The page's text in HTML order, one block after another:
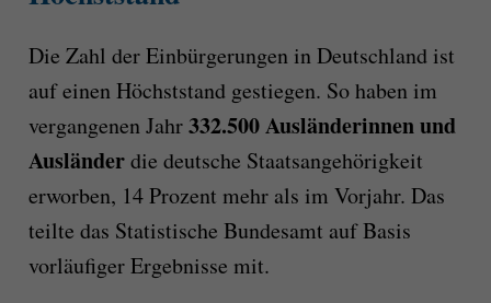
Die Zahl der Einbürgerungen in Deutschland ist
auf einen Höchststand gestiegen. So haben im
vergangenen Jahr332.500 Ausländerinnen und
Ausländerdie deutsche Staatsangehörigkeit
erworben, 14 Prozent mehr als im Vorjahr. Das
teilte das Statistische Bundesamt auf Basis
vorläufiger Ergebnisse mit.